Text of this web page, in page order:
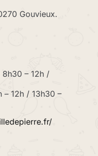
Gouvieux.
– 12h /
12h / 13h30 –